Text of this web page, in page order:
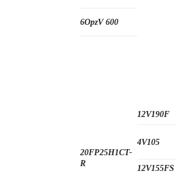
6OpzV 600
20FP25H1CT-
R
12V190F
4V105
12V155FS